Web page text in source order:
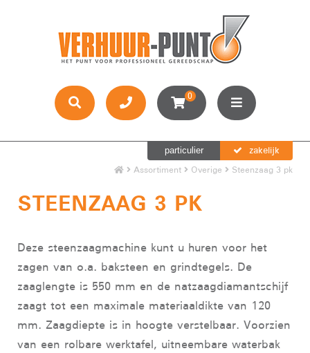
0
particulier zakelijk
Assortiment Overige Steenzaag 3 pk
STEENZAAG 3 PK
Deze steenzaagmachine kunt u huren voor het
zagen van o.a. baksteen en grindtegels. De
zaaglengte is 550 mm en de natzaagdiamantschijf
zaagt tot een maximale materiaaldikte van 120
mm. Zaagdiepte is in hoogte verstelbaar. Voorzien
van een rolbare werktafel, uitneembare waterbak